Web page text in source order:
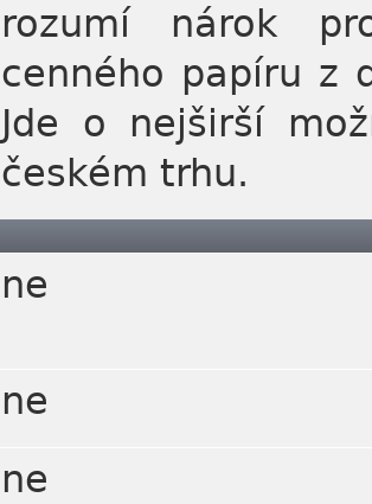
rozumí nárok
cenného papíru z
Jde o nejširší
českém trhu.
ne
ne
ne